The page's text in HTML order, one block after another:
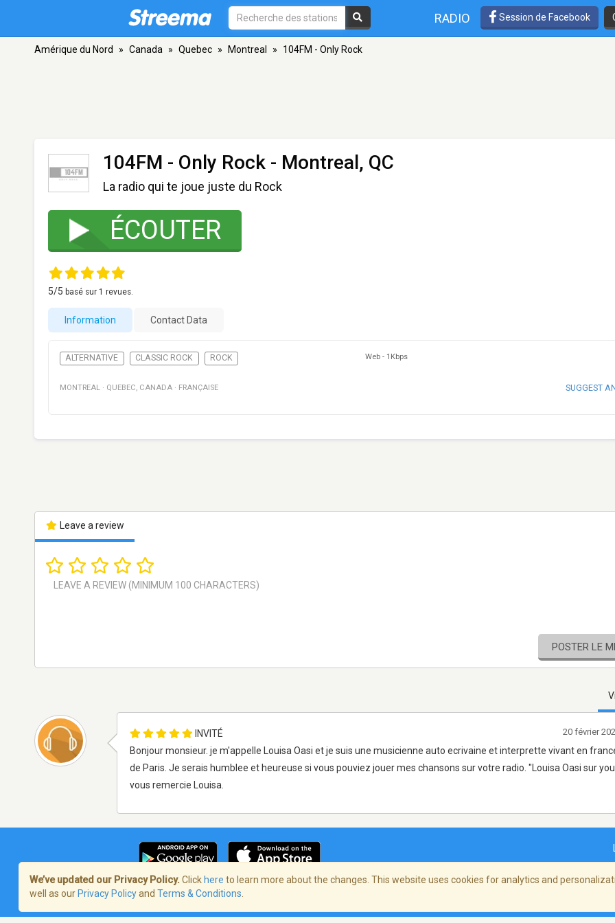
RADIO Session de Facebook
Amérique du Nord » Canada » Quebec » Montreal » 104FM - Only Rock
104FM - Only Rock - Montreal, QC
La radio qui te joue juste du Rock
ÉCOUTER
5/5 basé sur 1 revues.
Information Contact Data
ALTERNATIVE CLASSIC ROCK ROCK Web - 1Kbps
MONTREAL · QUEBEC, CANADA · FRANÇAISE SUGGEST
Leave a review
POSTER LE
INVITÉ
Bonjour monsieur. je m'appelle Louisa Oasi et je suis une musicienne auto ecrivaine et interprette vivant en
de Paris. Je serais humblee et heureuse si vous pouviez jouer mes chansons sur votre radio. "Louisa Oasi sur
vous remercie Louisa.
20 février
Terms of Service/Politique de confidentialité
We’ve updated our Privacy Policy. Click here to learn more about the changes. This website uses cookies for analytics and
well as our Privacy Policyand Terms & Conditions